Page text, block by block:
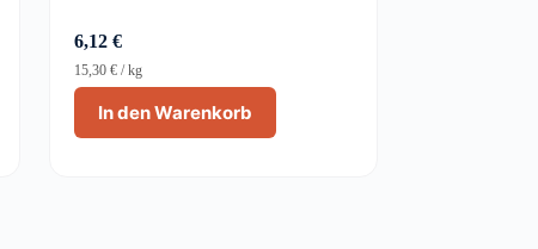
6,12€
In den Warenkorb
15,30€ /kg